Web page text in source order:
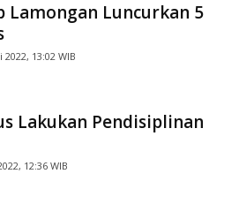
Lamongan Luncurkan 5
13:02 WIB
Lakukan Pendisiplinan
12:36 WIB